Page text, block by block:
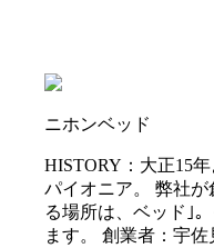
ニホンベッド
HISTORY：大正15
パイオニア。 弊社
る場所は、ベッド｣
ます。 創業者：宇